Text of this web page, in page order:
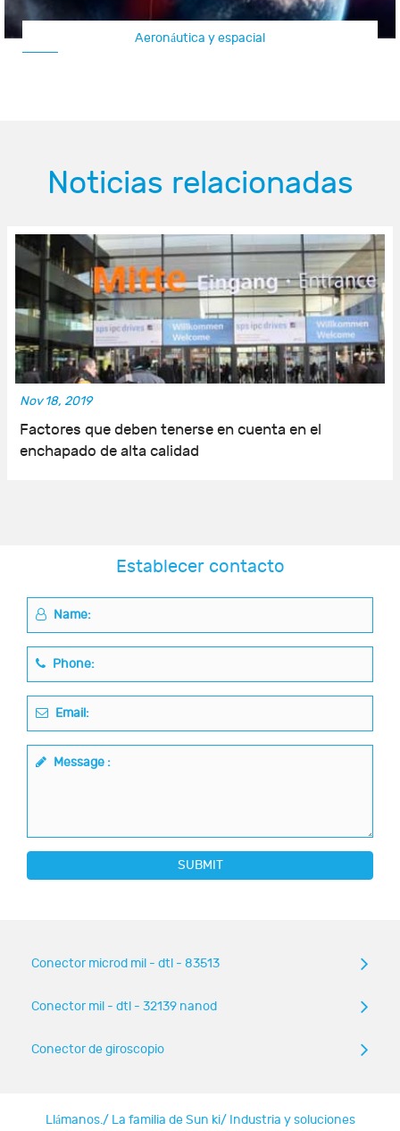
Aeronáutica y espacial
Noticias relacionadas
Nov 18, 2019
Factores que deben tenerse en cuenta en el
enchapado de alta calidad
Establecer contacto
Name:
Phone:
Email:
Message :
SUBMIT
Conector microd mil - dtl - 83513
Conector mil - dtl - 32139 nanod
Conector de giroscopio
Llámanos./ La familia de Sun ki/ Industria y soluciones